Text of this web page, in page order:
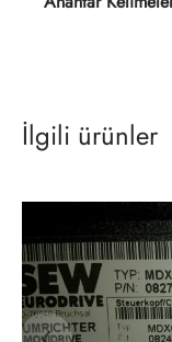
İlgili ürünler